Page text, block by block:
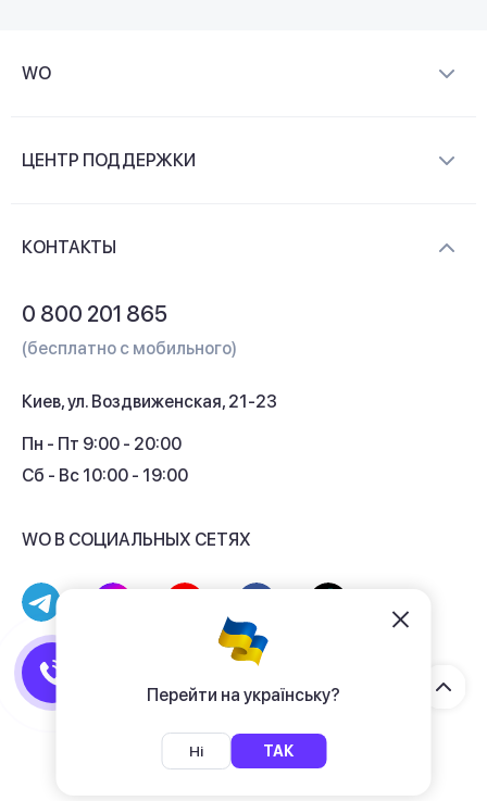
Перейти на українську?
Ні ТАК
WO
Контакты
ЦЕНТР ПОДДЕРЖКИ
Кэшбек
КОНТАКТЫ
0 800 201 865
(бесплатно с мобильного)
Киев, ул. Воздвиженская, 21-23
Пн - Пт 9:00 - 20:00
Сб - Вс 10:00 - 19:00
WO В СОЦИАЛЬНЫХ СЕТЯХ
Договор публичной оферты
Политика конфиденциальности